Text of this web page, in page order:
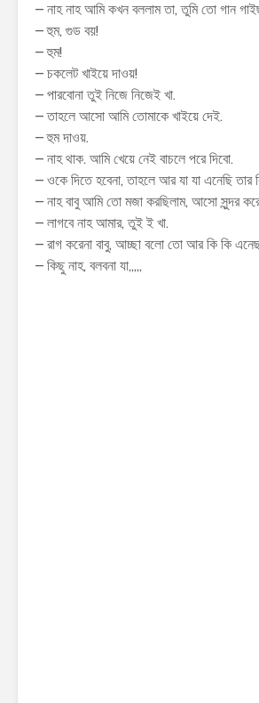
– নাহ নাহ আমি কখন বললাম তা, তুমি তো গান
– হুম, গুড বয়!
– হুম!
– চকলেট খাইয়ে দাওয়!
– পারবোনা তুই নিজে নিজেই খা.
– তাহলে আসো আমি তোমাকে খাইয়ে দেই.
– হুম দাওয়.
– নাহ থাক. আমি খেয়ে নেই বাচলে পরে দিবো.
– ওকে দিতে হবেনা, তাহলে আর যা যা এনেছি তার
– নাহ বাবু আমি তো মজা করছিলাম, আসো সুন্দর
– লাগবে নাহ আমার, তুই ই খা.
– রাগ করেনা বাবু, আচ্ছা বলো তো আর কি কি
– কিছু নাহ, বলবনা যা,,,,,